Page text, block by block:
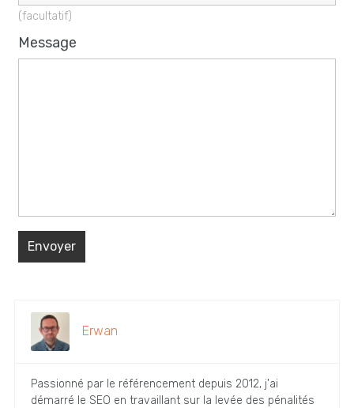
(facultatif)
Message
Erwan
Passionné par le référencement depuis 2012, j'ai
démarré le SEO en travaillant sur la levée des pénalités